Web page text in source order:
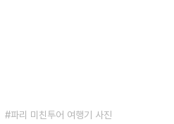
파리 미친투어 여행기 사진